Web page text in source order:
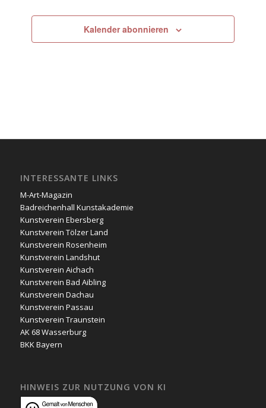
Kalender abonnieren
INTERESSANTE LINKS
M-Art-Magazin
Badreichenhall Kunstakademie
Kunstverein Ebersberg
Kunstverein Tölzer Land
Kunstverein Rosenheim
Kunstverein Landshut
Kunstverein Aichach
Kunstverein Bad Aibling
Kunstverein Dachau
Kunstverein Passau
Kunstverein Traunstein
AK 68 Wasserburg
BKK Bayern
HINWEIS ZUR NUTZUNG VON KI